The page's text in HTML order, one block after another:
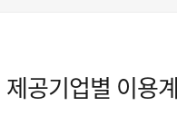
제공기업별 이용